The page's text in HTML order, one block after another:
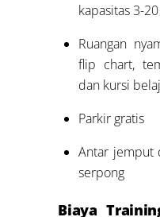
kapasitas 3-
Ruangan
flip chart,
dan kursi
Parkir gratis
Antar jemput
serpong
Biaya